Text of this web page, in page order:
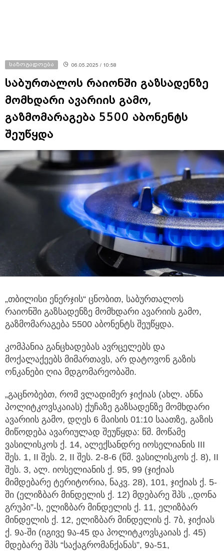
საზოგადოება 06.05.2025 / 10:58
საბურთალოს რაიონში გაზსადენზე
მომხდარი ავარიის გამო,
გაზმომარაგება 5500 აბონენტს
შეუწყდა
„თბილისი ენერჯის“ ცნობით, საბურთალოს
რაიონში გაზსადენზე მომხდარი ავარიის გამო,
გაზმომარაგება 5500 აბონენტს შეუწყდა.
კომპანია განცხადებას ავრცელებს და
მოქალაქეებს მიმართავს, არ დატოვონ გაზის
ონკანები ღია მდგომარეობაში.
„გაცნობებთ, რომ ვლადიმერ ჯიქიას (ახლ. ანნა
პოლიტკოვსკაიას) ქუჩაზე გაზსადენზე მომხდარი
ავარიის გამო, დღეს 6 მაისის 01:10 საათზე, გაზის
მიწოდება ავარიულად შეუწყდა: წმ. მოწამე
ვასილისკოს ქ. 14, ალექსანდრე იოსელიანის III
შეს. 1, II შეს. 2, II შეს. 2-8-6 (წმ. ვასილისკოს ქ. 8), II
შეს. 3, ალ. იოსელიანის ქ. 95, 99 (ჯიქიას
მიმდებარე ტერიტორია, ნაკვ. 28), 101, ჯიქიას ქ. 5-
ში (ელიზბარ მინდელის ქ. 12) მდებარე შპს ,,დონა
გრუპი”-ს, ელიზბარ მინდელის ქ. 11, ელიზბარ
მინდელის ქ. 12, ელიზბარ მინდელის ქ. 7ბ, ჯიქიას
ქ. 9ა-ში (იგივე 9ა-45 და პოლიტკოვსკაიას ქ. 45)
მდებარე შპს “საქაგრომანქანას”, 9ა-51,